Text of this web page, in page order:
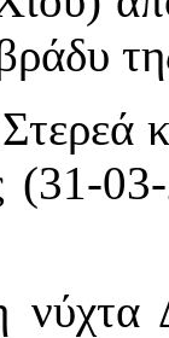
(31-